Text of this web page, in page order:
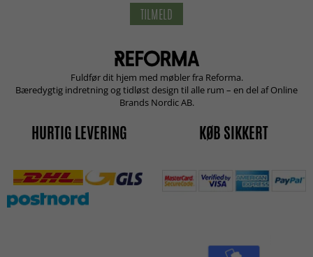
TILMELD
Fuldfør dit hjem med møbler fra Reforma.
Bæredygtig indretning og tidløst design til alle rum – en del af Online
Brands Nordic AB.
HURTIG LEVERING KØB SIKKERT